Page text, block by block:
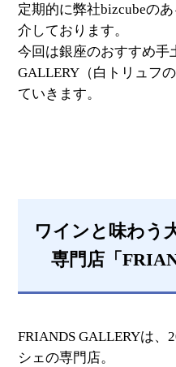
定期的に弊社bizcubeの
介しております。
今回は銀座のおすすめ手
GALLERY（白トリュフ
ていきます。
ワインと味わう
専門店「
FRIANDS GALLERYは、
シェの専門店。